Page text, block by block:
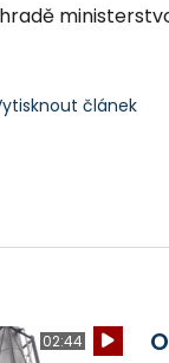
článek
02:44